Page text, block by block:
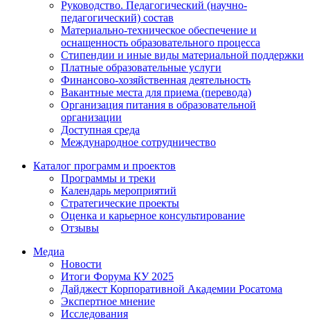
Руководство. Педагогический (научно-
педагогический) состав
Материально-техническое обеспечение и
оснащенность образовательного процесса
Стипендии и иные виды материальной поддержки
Платные образовательные услуги
Финансово-хозяйственная деятельность
Вакантные места для приема (перевода)
Организация питания в образовательной
организации
Доступная среда
Международное сотрудничество
Каталог программ и проектов
Программы и треки
Календарь мероприятий
Стратегические проекты
Оценка и карьерное консультирование
Отзывы
Медиа
Новости
Итоги Форума КУ 2025
Дайджест Корпоративной Академии Росатома
Экспертное мнение
Исследования